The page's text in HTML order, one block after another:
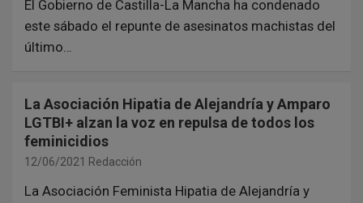
El Gobierno de Castilla-La Mancha ha condenado
este sábado el repunte de asesinatos machistas del
último…
La Asociación Hipatia de Alejandría y Amparo
LGTBI+ alzan la voz en repulsa de todos los
feminicidios
12/06/2021 Redacción
La Asociación Feminista Hipatia de Alejandría y